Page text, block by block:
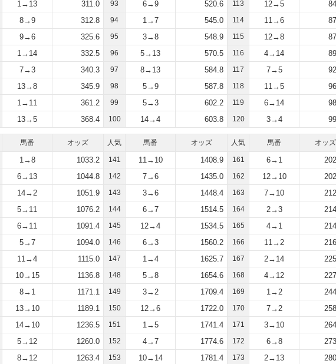
1→13 311.0
8→9 312.8
9→6 325.6
1→14 332.5
7→3 340.3
13→8 345.9
1→11 361.2
13→5 368.4
93 6→9 520.6
94 1→7 545.0
95 3→8 548.9
96 5→13 570.5
97 8→13 584.8
98 5→9 587.8
99 5→3 602.2
100 14→4 603.8
113 12→5
114 11→6
115 12→8
116 4→14
117 7→5
118 11→5
119 6→14
120 3→4
馬番 オッズ
1→8 1033.2
6→13 1044.8
14→2 1051.9
5→11 1076.2
6→11 1091.4
5→7 1094.0
11→4 1115.0
10→15 1136.8
8→1 1171.1
13→10 1189.1
14→10 1236.5
5→12 1260.0
8→12 1263.4
人気 馬番 オッズ
141 11→10 1408.9
142 7→6 1435.0
143 3→6 1448.4
144 6→7 1514.5
145 12→4 1534.5
146 6→3 1560.2
147 1→4 1625.7
148 5→8 1654.6
149 3→2 1709.4
150 12→6 1722.0
151 1→5 1741.4
152 4→7 1774.6
153 10→14 1781.4
人気 馬番 オッズ
161 6→1
162 12→10
163 7→10
164 2→3
165 4→1
166 11→2
167 2→14
168 4→12
169 1→2
170 7→2
171 3→10
172 6→8
173 2→13